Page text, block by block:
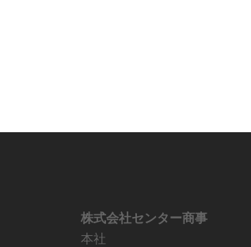
株式会社センター商事
本社